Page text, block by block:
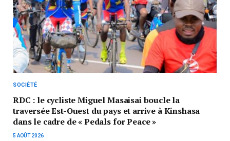
SOCIÉTÉ
RDC : le cycliste Miguel Masaisai boucle la
traversée Est-Ouest du pays et arrive à Kinshasa
dans le cadre de « Pedals for Peace »
5 AOÛT 2026